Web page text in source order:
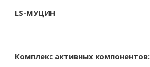
LS-МУЦИН
Комплекс активных компонентов: